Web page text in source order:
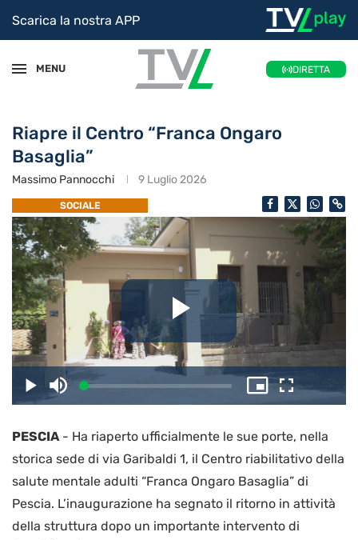
Scarica la nostra APP
MENU DIRETTA
Riapre il Centro “Franca Ongaro
Basaglia”
Massimo Pannocchi 9 Luglio 2026
SOCIALE
il
video
PlayDisattiva
l’audio
Caricato:
3.03%
Picture-
in-
Schermo
intero
PESCIA- Ha riaperto ufficialmente le sue porte, nella
storica sede di via Garibaldi 1, il Centro riabilitativo della
salute mentale adulti “Franca Ongaro Basaglia” di
Pescia. L’inaugurazione ha segnato il ritorno in attività
della struttura dopo un importante intervento di